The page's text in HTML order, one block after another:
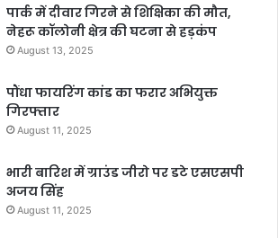
पार्क में दीवार गिरने से शिक्षिका की मौत,
नेहरू कॉलोनी क्षेत्र की घटना से हड़कंप
August 13, 2025
पौंधा फायरिंग कांड का फरार अभियुक्त
गिरफ्तार
August 11, 2025
भारी बारिश में ग्राउंड जीरो पर डटे एसएसपी
अजय सिंह
August 11, 2025